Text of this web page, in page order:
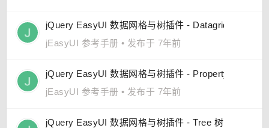
jQuery EasyUI 数据网格与树插件 - Datagrid 数据网格
jEasyUI 参考手册 • 发布于 7年前
jQuery EasyUI 数据网格与树插件 - Propertygrid 属性
jEasyUI 参考手册 • 发布于 7年前
jQuery EasyUI 数据网格与树插件 - Tree 树